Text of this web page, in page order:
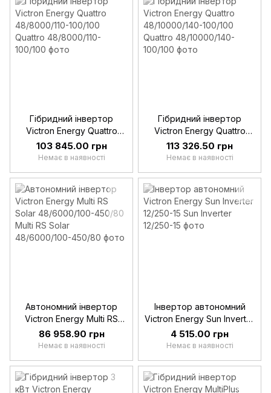
Гібридний інвертор
Victron Energy Quattro
48/8000/110-100/100
103 845.00 грн
Немає в наявності
Гібридний інвертор
Victron Energy Quattro
48/10000/140-100/100
113 326.50 грн
Немає в наявності
Автономний інвертор
Victron Energy Multi RS
Solar 48/6000/100-450/80
86 958.90 грн
Немає в наявності
Інвертор автономний
Victron Energy Sun Inverter
12/250-15
4 515.00 грн
Немає в наявності